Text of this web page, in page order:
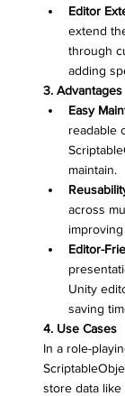
Editor
extend
through
adding
3. Advantages
Easy
readable
maintain.
across
Editor-
Unity
saving
4. Use Cases
In a role-
store data like